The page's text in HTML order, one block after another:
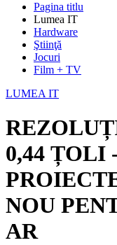
Pagina titlu
Lumea IT
Hardware
Ştiinţă
Jocuri
Film + TV
LUMEA IT
0,44 ȚOLI
NOU
AR